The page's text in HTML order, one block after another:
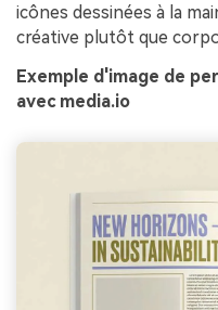
icônes dessinées à la
créative plutôt que
Exemple d'image de
avec media.io